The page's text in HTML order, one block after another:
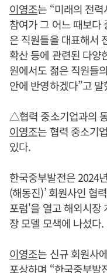
이영조는 “미래의 전
참여가 그 어느 때보다
은 직원들을 대표해서
확산 등에 관련된 다양
원에서도 젊은 직원들
안에 반영하겠다”고 말
△협력 중소기업과의
이영조는 협력 중소기
있다.
한국중부발전은 2024
(해동진)’ 회원사인 협
포럼'을 열고 해외시장
장 모델 모색에 나섰다.
이영조는 신규 회원사
포상하며 “한국중부발